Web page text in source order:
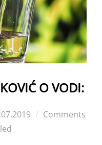
O VODI:
Comments